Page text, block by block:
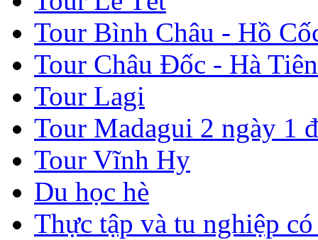
Tour Bình Châu - Hồ
Tour Châu Đốc - Hà
Tour Lagi
Tour Madagui 2 ngày 1
Tour Vĩnh Hy
Du học hè
Thực tập và tu nghiệp